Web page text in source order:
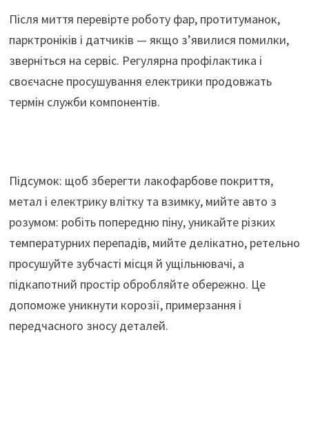
Після миття перевірте роботу фар, протитуманок,
парктроніків і датчиків — якщо з’явилися помилки,
зверніться на сервіс. Регулярна профілактика і
своєчасне просушування електрики продовжать
термін служби компонентів.
Підсумок: щоб зберегти лакофарбове покриття,
метал і електрику влітку та взимку, мийте авто з
розумом: робіть попередню піну, уникайте різких
температурних перепадів, мийте делікатно, ретельно
просушуйте зубчасті місця й ущільнювачі, а
підкапотний простір обробляйте обережно. Це
допоможе уникнути корозії, примерзання і
передчасного зносу деталей.